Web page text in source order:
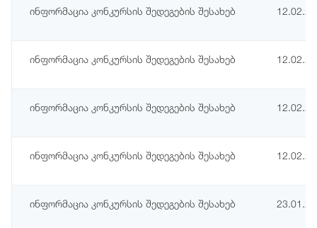
ინფორმაცია კონკურსის შედეგების შესახებ
ინფორმაცია კონკურსის შედეგების შესახებ
ინფორმაცია კონკურსის შედეგების შესახებ
ინფორმაცია კონკურსის შედეგების შესახებ
ინფორმაცია კონკურსის შედეგების შესახებ